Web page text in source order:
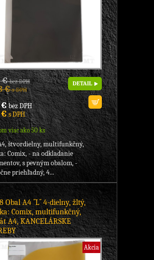
€bez DPH
€s DPH
€bez DPH
€s DPH
viac ako 50 ks
DETAIL
štvordielny, multifunkčný,
Comix, - na odkladanie
s pevným obalom, -
priehľadný, 4...
Obal A4 ´´L´´ 4-dielny, žltý,
Comix, multifunkčný,
A4, KANCELÁRSKE
Akcia